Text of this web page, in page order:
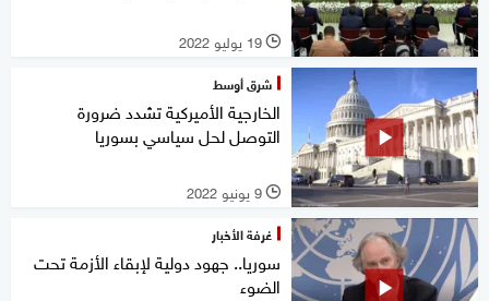
l 19 يوليو 2022
شرق أوسط
الخارجية الأميركية تشدد ضرورة
التوصل لحل سياسي بسوريا
l 9 يونيو 2022
غرفة الأخبار
سوريا.. جهود دولية لإبقاء الأزمة تحت
الضوء